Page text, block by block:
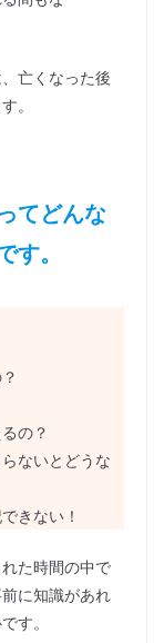
亡くなった後
。
てどんな
す。
の？
ないとどうな
きない！
た時間の中で
に知識があれ
す。